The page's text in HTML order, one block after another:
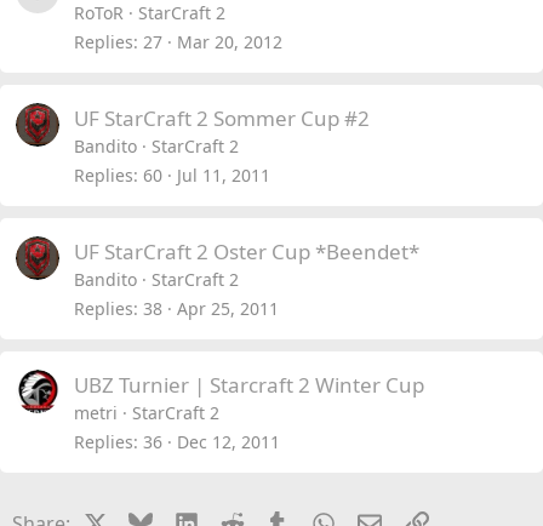
RoToR
StarCraft 2
Replies 27 Mar 20, 2012
UF StarCraft 2 Sommer Cup #2
Bandito
StarCraft 2
Replies 60 Jul 11, 2011
UF StarCraft 2 Oster Cup *Beendet*
Bandito
StarCraft 2
Replies 38 Apr 25, 2011
UBZ Turnier | Starcraft 2 Winter Cup
metri
StarCraft 2
Replies 36 Dec 12, 2011